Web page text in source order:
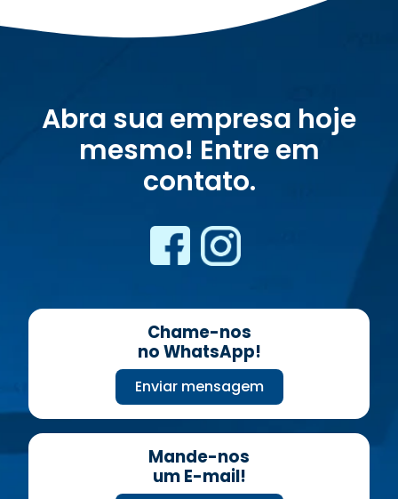
Abra sua empresa hoje
mesmo! Entre em
contato.
Chame-nos
no WhatsApp!
Enviar mensagem
Mande-nos
um E-mail!